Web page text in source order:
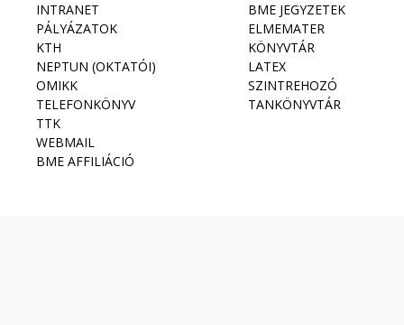
INTRANET
PÁLYÁZATOK
KTH
NEPTUN (OKTATÓI)
OMIKK
TELEFONKÖNYV
TTK
WEBMAIL
BME AFFILIÁCIÓ
BME JEGYZETEK
ELMEMATER
KÖNYVTÁR
LATEX
SZINTREHOZÓ
TANKÖNYVTÁR